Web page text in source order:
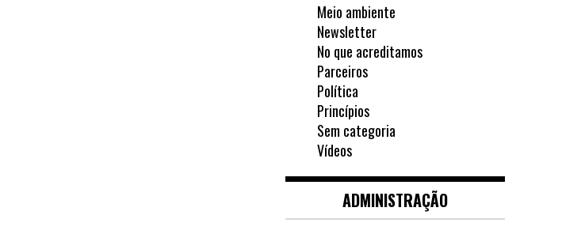
Meio ambiente
Newsletter
No que acreditamos
Parceiros
Política
Princípios
Sem categoria
Vídeos
ADMINISTRAÇÃO